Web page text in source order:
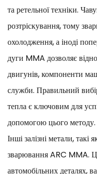
та ретельної техніки.
розтріскування, тому
охолодження, а іноді
дуги MMA дозволяє
двигунів, компоненти
служби. Правильний
тепла є ключовим для
допомогою цього методу.
Інші залізні метали, такі
зварювання ARC MMA.
автомобільних деталях,